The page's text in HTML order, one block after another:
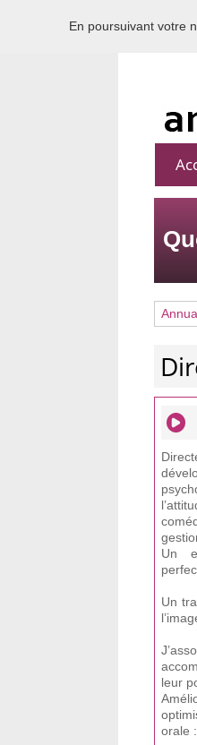
Un
Un
leur
orale
En poursuivant votre